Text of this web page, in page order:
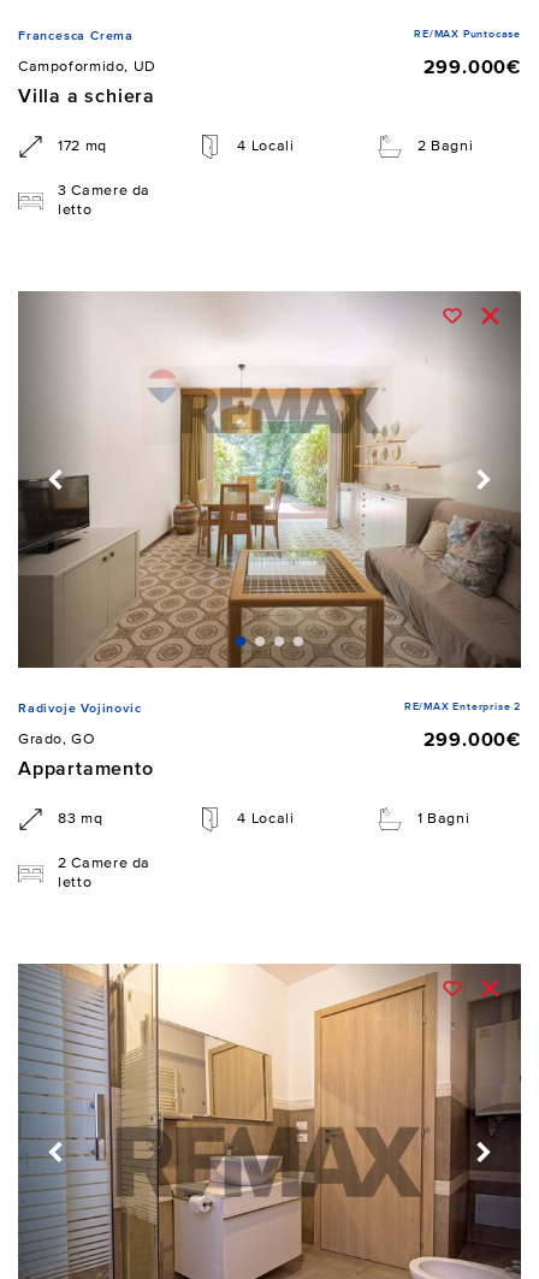
Francesca Crema RE/MAX Puntocase
Campoformido, UD
299.000€
Villa a schiera
172 mq 4 Locali 2 Bagni
3 Camere da
letto
Radivoje Vojinovic RE/MAX Enterprise 2
Grado, GO
299.000€
Appartamento
83 mq 4 Locali 1 Bagni
2 Camere da
letto